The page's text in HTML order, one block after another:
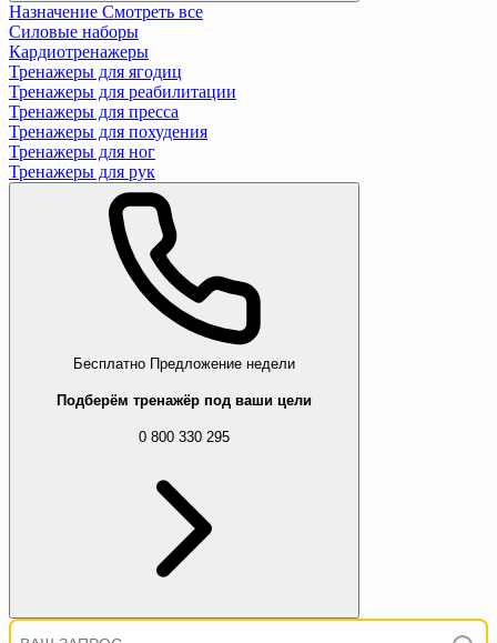
Назначение Смотреть все
Силовые наборы
Кардиотренажеры
Тренажеры для ягодиц
Тренажеры для реабилитации
Тренажеры для пресса
Тренажеры для похудения
Тренажеры для ног
Тренажеры для рук
Бесплатно Предложение недели
Подберём тренажёр под ваши цели
0 800 330 295